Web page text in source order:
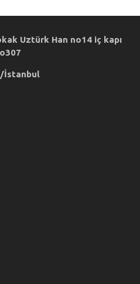
Uztürk Han no14 iç kapı
İstanbul